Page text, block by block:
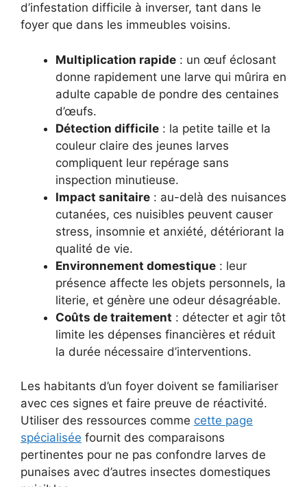
d’infestation difficile à inverser, tant dans le
foyer que dans les immeubles voisins.
Multiplication rapide : un œuf éclosant
donne rapidement une larve qui mûrira en
adulte capable de pondre des centaines
d’œufs.
Détection difficile : la petite taille et la
couleur claire des jeunes larves
compliquent leur repérage sans
inspection minutieuse.
Impact sanitaire : au-delà des nuisances
cutanées, ces nuisibles peuvent causer
stress, insomnie et anxiété, détériorant la
qualité de vie.
Environnement domestique : leur
présence affecte les objets personnels, la
literie, et génère une odeur désagréable.
Coûts de traitement : détecter et agir tôt
limite les dépenses financières et réduit
la durée nécessaire d’interventions.
Les habitants d’un foyer doivent se familiariser
avec ces signes et faire preuve de réactivité.
Utiliser des ressources comme cette page
spécialisée fournit des comparaisons
pertinentes pour ne pas confondre larves de
punaises avec d’autres insectes domestiques